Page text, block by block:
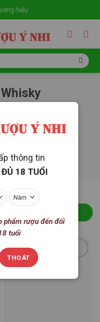
hiệu
thông tin
18 TUỔI
phẩm rượu đến đối
tuổi
THOÁT